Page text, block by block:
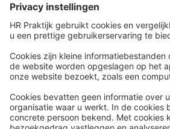
Snel naar
Nieuws
Whitepapers
Webinars
Word lid
Contact